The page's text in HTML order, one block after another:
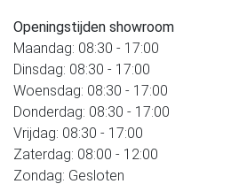
Openingstijden showroom
Maandag: 08:30 - 17:00
Dinsdag: 08:30 - 17:00
Woensdag: 08:30 - 17:00
Donderdag: 08:30 - 17:00
Vrijdag: 08:30 - 17:00
Zaterdag: 08:00 - 12:00
Zondag: Gesloten